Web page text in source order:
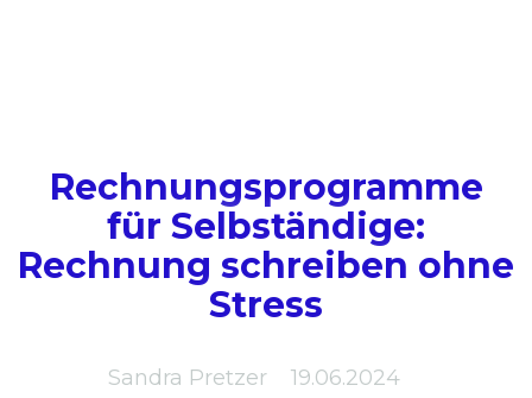
Rechnungsprogramme
für Selbständige:
Rechnung schreiben ohne
Stress
Sandra Pretzer 19.06.2024